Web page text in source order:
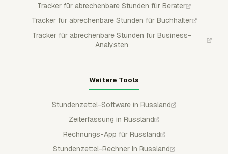
Tracker für abrechenbare Stunden für Berater
Tracker für abrechenbare Stunden für Buchhalter
Tracker für abrechenbare Stunden für Business-
Analysten
Weitere Tools
Stundenzettel-Software in Russland
Zeiterfassung in Russland
Rechnungs-App für Russland
Stundenzettel-Rechner in Russland